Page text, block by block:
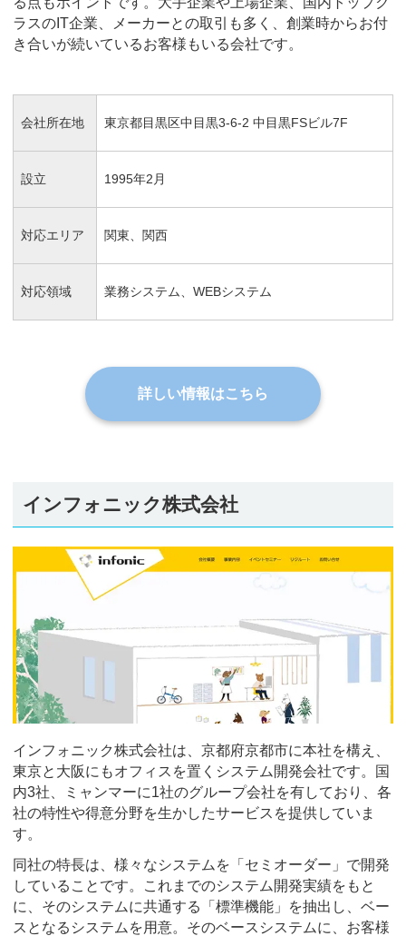
ラスのIT企業、メーカーとの取引も多く、創業時からお付
き合いが続いているお客様もいる会社です。
会社所在地 東京都目黒区中目黒3-6-2 中目黒FSビル7F
設立 1995年2月
対応エリア 関東、関西
対応領域 業務システム、WEBシステム
詳しい情報はこちら
インフォニック株式会社
インフォニック株式会社は、京都府京都市に本社を構え、
東京と大阪にもオフィスを置くシステム開発会社です。国
内3社、ミャンマーに1社のグループ会社を有しており、各
社の特性や得意分野を生かしたサービスを提供していま
す。
同社の特長は、様々なシステムを「セミオーダー」で開発
していることです。これまでのシステム開発実績をもと
に、そのシステムに共通する「標準機能」を抽出し、ベー
スとなるシステムを用意。そのベースシステムに、お客様